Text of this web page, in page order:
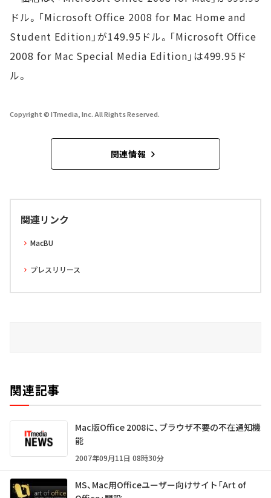
ドル。「Microsoft Office 2008 for Mac Home and
Student Edition」が149.95ドル。「Microsoft Office
2008 for Mac Special Media Edition」は499.95ド
ル。
Copyright © ITmedia, Inc. All Rights Reserved.
関連情報
関連リンク
MacBU
プレスリリース
関連記事
Mac版Office 2008に、ブラウザ不要の不在通知機
能
2007年09月11日 08時30分
MS、Mac用Officeユーザー向けサイト「Art of